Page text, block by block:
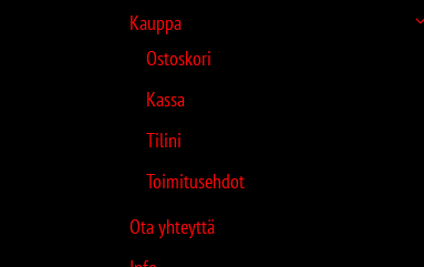
Kauppa
Ostoskori
Kassa
Tilini
Toimitusehdot
Ota yhteyttä